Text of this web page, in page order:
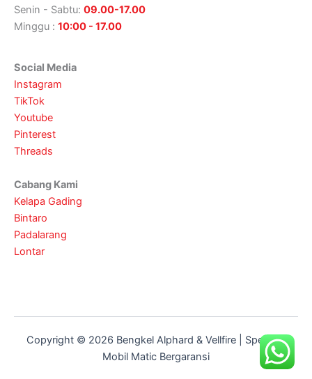
Senin - Sabtu: 09.00-17.00
Minggu : 10:00 - 17.00
Social Media
Instagram
TikTok
Youtube
Pinterest
Threads
Cabang Kami
Kelapa Gading
Bintaro
Padalarang
Lontar
Copyright © 2026 Bengkel Alphard & Vellfire | Spesialis
Mobil Matic Bergaransi